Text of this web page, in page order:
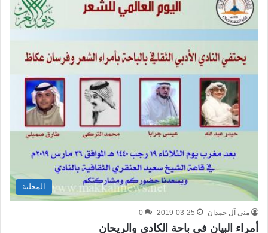
المحلية
منى آل حمدان 2019-03-25
0
أمراء البيان في باحة الكادي والريحان